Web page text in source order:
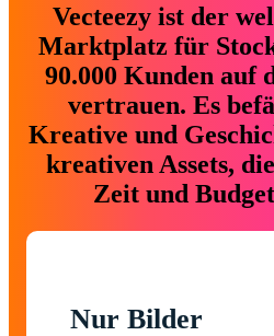
Vecteezy ist der
Marktplatz für
90.000 Kunden auf
vertrauen. Es
Kreative und
kreativen Assets,
Zeit und
Nur Bilder